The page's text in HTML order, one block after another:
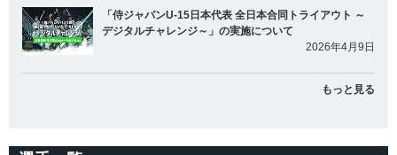
「侍ジャパンU-15日本代表 全日本合同トライアウト ～
デジタルチャレンジ～」の実施について
2026年4月9日
もっと見る